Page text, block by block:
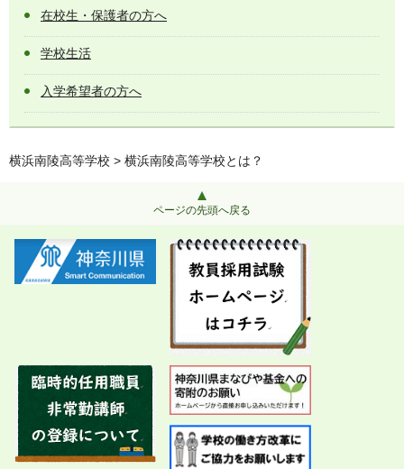
在校生・保護者の方へ
学校生活
入学希望者の方へ
横浜南陵高等学校 > 横浜南陵高等学校とは？
ページの先頭へ戻る